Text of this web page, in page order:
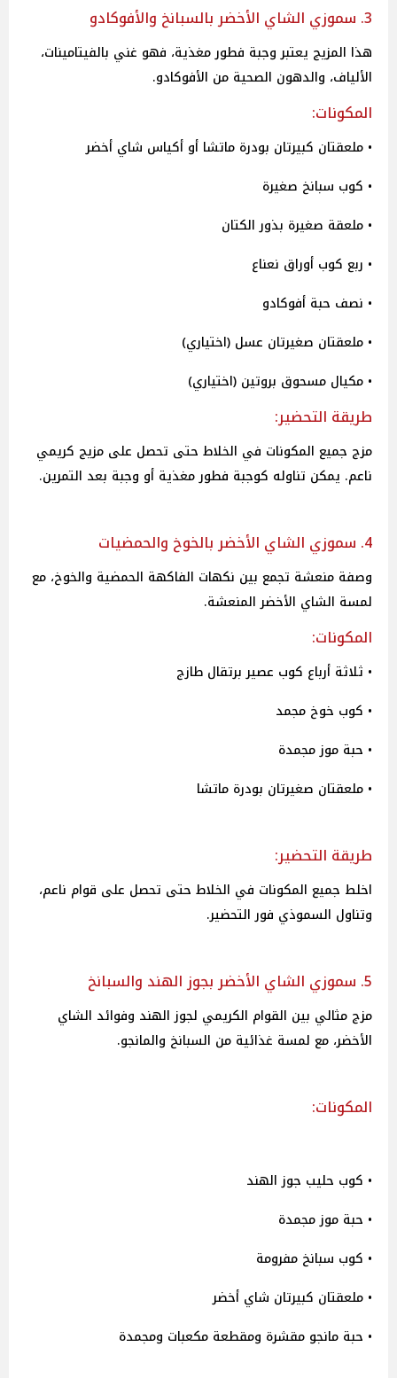
3. سموزي الشاي الأخضر بالسبانخ والأفوكادو
هذا المزيج يعتبر وجبة فطور مغذية، فهو غني بالفيتامينات،
الألياف، والدهون الصحية من الأفوكادو.
المكونات:
• ملعقتان كبيرتان بودرة ماتشا أو أكياس شاي أخضر
• كوب سبانخ صغيرة
• ملعقة صغيرة بذور الكتان
• ربع كوب أوراق نعناع
• نصف حبة أفوكادو
• ملعقتان صغيرتان عسل (اختياري)
• مكيال مسحوق بروتين (اختياري)
طريقة التحضير:
مزج جميع المكونات في الخلاط حتى تحصل على مزيج كريمي
ناعم. يمكن تناوله كوجبة فطور مغذية أو وجبة بعد التمرين.
4. سموزي الشاي الأخضر بالخوخ والحمضيات
وصفة منعشة تجمع بين نكهات الفاكهة الحمضية والخوخ، مع
لمسة الشاي الأخضر المنعشة.
المكونات:
• ثلاثة أرباع كوب عصير برتقال طازج
• كوب خوخ مجمد
• حبة موز مجمدة
• ملعقتان صغيرتان بودرة ماتشا
طريقة التحضير:
اخلط جميع المكونات في الخلاط حتى تحصل على قوام ناعم،
وتناول السموذي فور التحضير.
5. سموزي الشاي الأخضر بجوز الهند والسبانخ
مزج مثالي بين القوام الكريمي لجوز الهند وفوائد الشاي
الأخضر، مع لمسة غذائية من السبانخ والمانجو.
المكونات:
• كوب حليب جوز الهند
• حبة موز مجمدة
• كوب سبانخ مفرومة
• ملعقتان كبيرتان شاي أخضر
• حبة مانجو مقشرة ومقطعة مكعبات ومجمدة